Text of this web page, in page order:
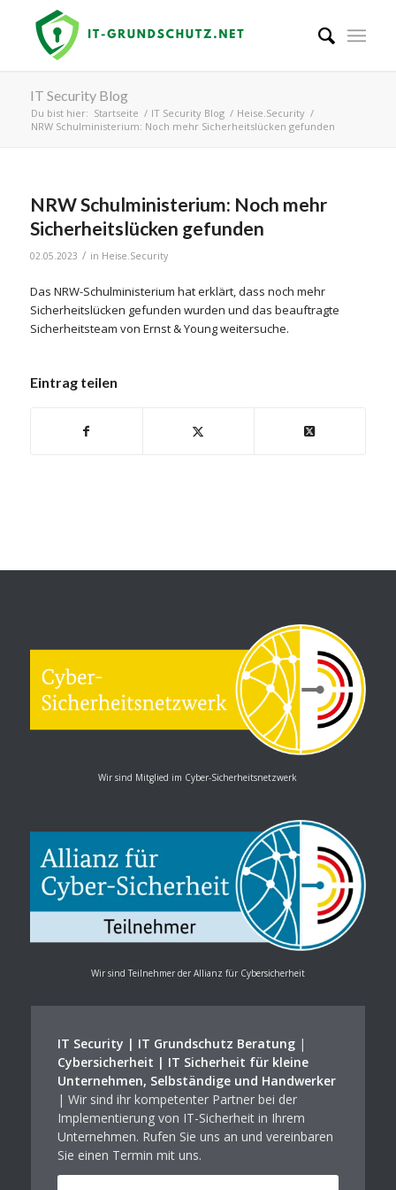
IT Security Blog
Du bist hier: Startseite / IT Security Blog / Heise.Security /
NRW Schulministerium: Noch mehr Sicherheitslücken gefunden
NRW Schulministerium: Noch mehr
Sicherheitslücken gefunden
02.05.2023 / in Heise.Security
Das NRW-Schulministerium hat erklärt, dass noch mehr
Sicherheitslücken gefunden wurden und das beauftragte
Sicherheitsteam von Ernst & Young weitersuche.
Eintrag teilen
Wir sind Mitglied im Cyber-Sicherheitsnetzwerk
Wir sind Teilnehmer der Allianz für Cybersicherheit
IT Security | IT Grundschutz Beratung|
Cybersicherheit | IT Sicherheit für kleine
Unternehmen, Selbständige und Handwerker
| Wir sind ihr kompetenter Partner bei der
Implementierung von IT-Sicherheit in Ihrem
Unternehmen. Rufen Sie uns an und vereinbaren
Sie einen Termin mit uns.